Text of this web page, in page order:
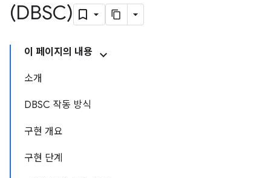
(DBSC)
이 페이지의 내용
소개
DBSC 작동 방식
구현 개요
구현 단계